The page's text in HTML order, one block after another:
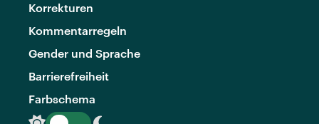
Korrekturen
Kommentarregeln
Gender und Sprache
Barrierefreiheit
Farbschema